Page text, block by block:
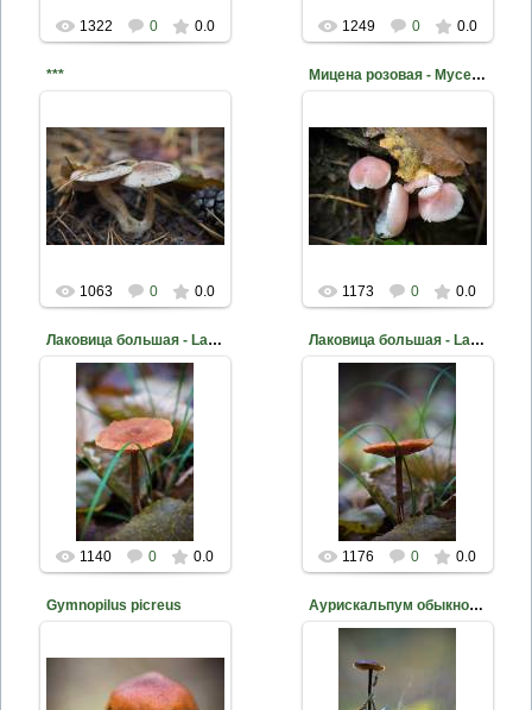
1322 0 0.0 1249 0 0.0
***
2014-02-21
Фото Д. Жуков
mite
1063 0 0.0
Мицена розовая - Mycena rosea
2014-02-21
Фото Д. Жуков
mite
1173 0 0.0
Лаковица большая - Laccaria proxima
2014-02-21
Фото Д. Жуков
mite
1140 0 0.0
Лаковица большая - Laccaria proxima
2014-02-21
Фото Д. Жуков
mite
1176 0 0.0
Gymnopilus picreus
2014-02-21
Аурискальпум обыкновенный - Auriscalpium vulgare
2014-02-17